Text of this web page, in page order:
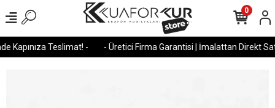
Kapınıza Teslimat! - - Üretici Firma Garantisi | İmalattan Direkt
0